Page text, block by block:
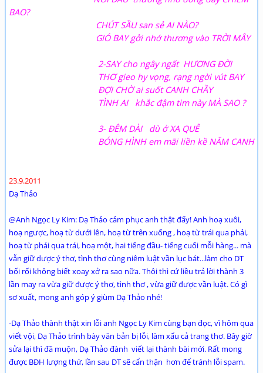
BAO?
CHÚT SẦU san sẻ AI NÀO?
GIÓ BAY gởi nhớ thương vào TRỜI MÂY
2-SAY cho ngây ngất HƯƠNG ĐỜI
THƠ gieo hy vọng, rạng ngời vút BAY
ĐỢI CHỜ ai suốt CANH CHẦY
TÌNH AI khắc đậm tim này MÀ SAO ?
3- ĐÊM DÀI dù ở XA QUÊ
BÓNG HÌNH em mãi liền kề NĂM CANH
23.9.2011
Dạ Thảo
@Anh Ngọc Ly Kim: Dạ Thảo cảm phục anh thật đấy! Anh hoạ xuôi,
hoạ ngược, hoạ từ dưới lên, hoạ từ trên xuống , hoạ từ trái qua phải,
hoạ từ phải qua trái, hoạ một, hai tiếng đầu- tiếng cuối mỗi hàng... mà
vẫn giữ dược ý thơ, tình thơ cùng niêm luật vần lục bát...làm cho DT
bối rối không biết xoay xở ra sao nữa. Thôi thì cứ liều trả lời thành 3
lần may ra vừa giữ được ý thơ, tình thơ , vừa giữ được vần luật. Có gì
sơ xuất, mong anh góp ý giùm Dạ Thảo nhé!
-Dạ Thảo thành thật xin lỗi anh Ngọc Ly Kim cùng bạn đọc, vì hôm qua
viết vội, Dạ Thảo trình bày văn bản bị lỗi, làm xấu cả trang thơ. Bây giờ
sửa lại thì đã muộn, Dạ Thảo đành viết lại thành bài mới. Rất mong
được BĐH lượng thứ, lần sau DT sẽ cẩn thận hơn để tránh lỗi spam.